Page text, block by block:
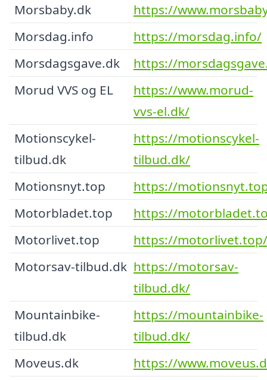
Morsbaby.dk
https://
Morsdag.info
https://morsdag.info/
Morsdagsgave.dk
https://
Morud VVS og EL
https://www.morud-
vvs-el.dk/
Motionscykel-
tilbud.dk
https://motionscykel-
tilbud.dk/
Motionsnyt.top
https://
Motorbladet.top
https://
Motorlivet.top
https://motorlivet.top/
Motorsav-tilbud.dk https://motorsav-
tilbud.dk/
Mountainbike-
tilbud.dk
https://mountainbike-
tilbud.dk/
Moveus.dk
https://